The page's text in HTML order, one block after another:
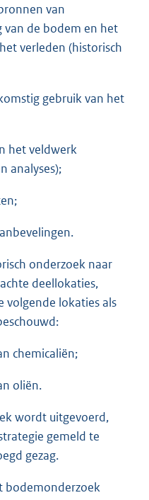
van
de bodem en het
verleden (historisch
gebruik van het
het veldwerk
analyses);
onderzoek naar
deellokaties,
volgende lokaties als
chemicaliën;
oliën.
wordt uitgevoerd,
gemeld te
gezag.
bodemonderzoek